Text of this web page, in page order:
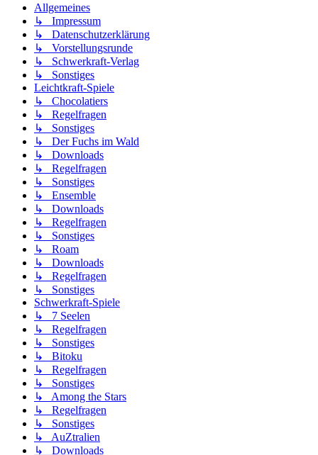
Allgemeines
↳ Impressum
↳ Datenschutzerklärung
↳ Vorstellungsrunde
↳ Schwerkraft-Verlag
↳ Sonstiges
Leichtkraft-Spiele
↳ Chocolatiers
↳ Regelfragen
↳ Sonstiges
↳ Der Fuchs im Wald
↳ Downloads
↳ Regelfragen
↳ Sonstiges
↳ Ensemble
↳ Downloads
↳ Regelfragen
↳ Sonstiges
↳ Roam
↳ Downloads
↳ Regelfragen
↳ Sonstiges
Schwerkraft-Spiele
↳ 7 Seelen
↳ Regelfragen
↳ Sonstiges
↳ Bitoku
↳ Regelfragen
↳ Sonstiges
↳ Among the Stars
↳ Regelfragen
↳ Sonstiges
↳ AuZtralien
↳ Downloads